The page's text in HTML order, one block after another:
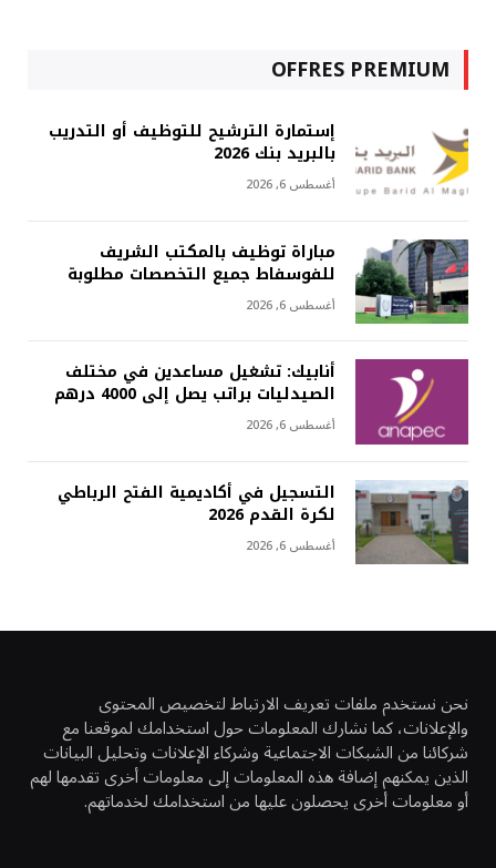
OFFRES PREMIUM
إستمارة الترشيح للتوظيف أو التدريب
بالبريد بنك 2026
أغسطس 6, 2026
مباراة توظيف بالمكتب الشريف
للفوسفاط جميع التخصصات مطلوبة
أغسطس 6, 2026
أنابيك: تشغيل مساعدين في مختلف
الصيدليات براتب يصل إلى 4000 درهم
أغسطس 6, 2026
التسجيل في أكاديمية الفتح الرباطي
لكرة القدم 2026
أغسطس 6, 2026
نحن نستخدم ملفات تعريف الارتباط لتخصيص المحتوى
والإعلانات، كما نشارك المعلومات حول استخدامك لموقعنا مع
شركائنا من الشبكات الاجتماعية وشركاء الإعلانات وتحليل البيانات
الذين يمكنهم إضافة هذه المعلومات إلى معلومات أخرى تقدمها لهم
أو معلومات أخرى يحصلون عليها من استخدامك لخدماتهم.